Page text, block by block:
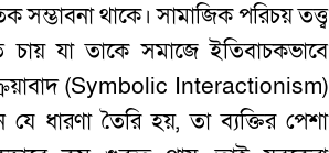
থাকে। সামাজিক পরিচয় তত্ত্ব
যা তাকে সমাজে ইতিবাচকভাবে
(Symbolic Interactionism)
যে ধারণা তৈরি হয়, তা ব্যক্তির পেশা